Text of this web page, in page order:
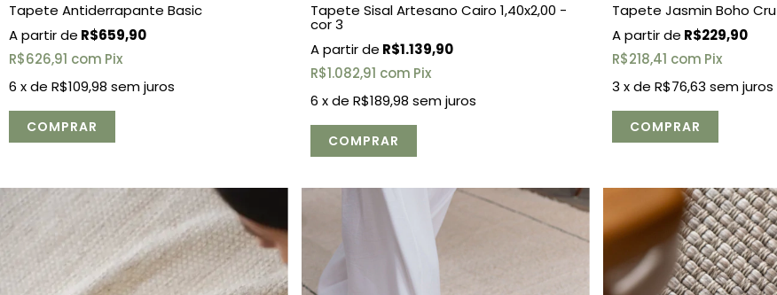
Tapete Antiderrapante Basic
R$659,90
R$626,91 com Pix
6 x de R$109,98 sem juros
COMPRAR
Tapete Sisal Artesano Cairo 1,40x2,00 -
cor 3
R$1.139,90
R$1.082,91 com Pix
6 x de R$189,98 sem juros
COMPRAR
Tapete Jasmin Boho Cru
R$229,90
R$218,41 com Pix
3 x de R$76,63 sem juros
COMPRAR